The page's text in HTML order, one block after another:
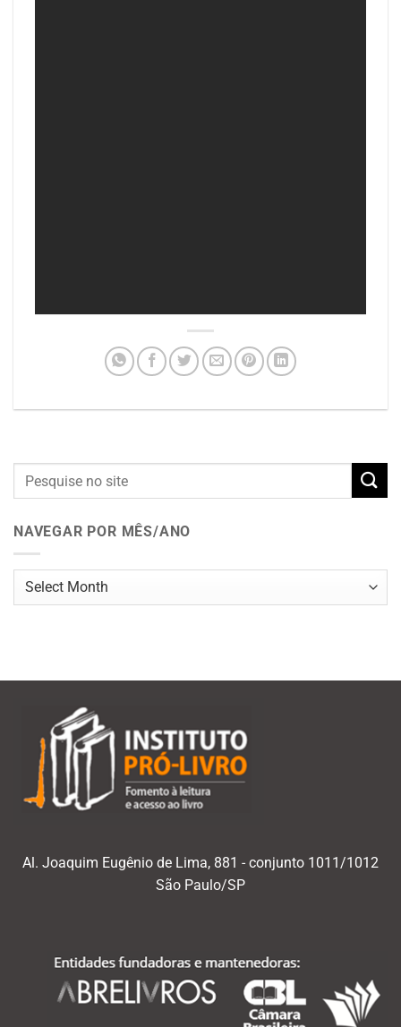
NAVEGAR POR MÊS/ANO
Navegar
Al. Joaquim Eugênio de Lima, 881 - conjunto 1011/1012
São Paulo/SP